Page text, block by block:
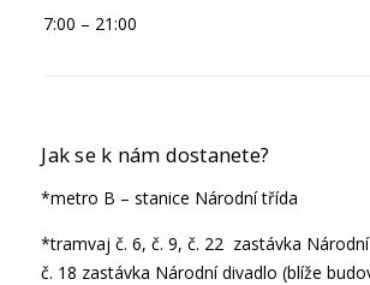
7:00 – 21:00
Jak se k nám dostanete?
*metro B – stanice Národní třída
*tramvaj č. 6, č. 9, č. 22 zastávka
č. 18 zastávka Národní divadlo (blíže